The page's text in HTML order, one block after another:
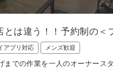
は違う！！予約制の＜
アプリ対応 メンズ歓迎
での作業を一人のオーナース